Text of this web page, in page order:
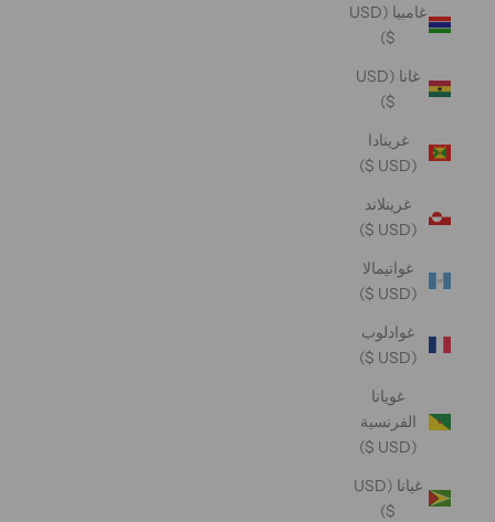
غامبيا (USD
$)
غانا (USD
$)
غرينادا
(USD $)
غرينلاند
(USD $)
غواتيمالا
(USD $)
غوادلوب
(USD $)
غويانا
الفرنسية
(USD $)
غيانا (USD
$)